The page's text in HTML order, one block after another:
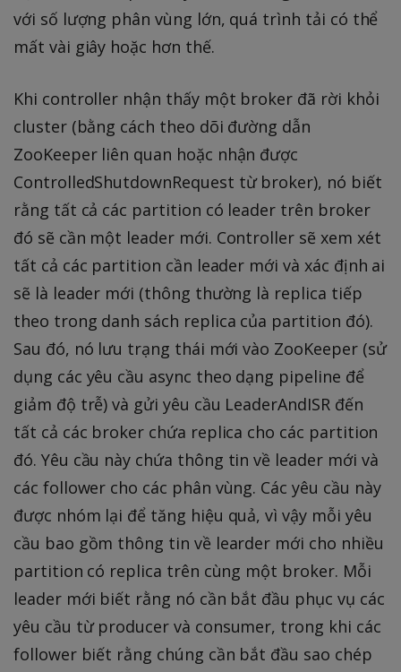
với số lượng phân vùng lớn, quá trình tải có thể
mất vài giây hoặc hơn thế.
Khi controller nhận thấy một broker đã rời khỏi
cluster (bằng cách theo dõi đường dẫn
ZooKeeper liên quan hoặc nhận được
ControlledShutdownRequest từ broker), nó biết
rằng tất cả các partition có leader trên broker
đó sẽ cần một leader mới. Controller sẽ xem xét
tất cả các partition cần leader mới và xác định ai
sẽ là leader mới (thông thường là replica tiếp
theo trong danh sách replica của partition đó).
Sau đó, nó lưu trạng thái mới vào ZooKeeper (sử
dụng các yêu cầu async theo dạng pipeline để
giảm độ trễ) và gửi yêu cầu LeaderAndISR đến
tất cả các broker chứa replica cho các partition
đó. Yêu cầu này chứa thông tin về leader mới và
các follower cho các phân vùng. Các yêu cầu này
được nhóm lại để tăng hiệu quả, vì vậy mỗi yêu
cầu bao gồm thông tin về learder mới cho nhiều
partition có replica trên cùng một broker. Mỗi
leader mới biết rằng nó cần bắt đầu phục vụ các
yêu cầu từ producer và consumer, trong khi các
follower biết rằng chúng cần bắt đầu sao chép